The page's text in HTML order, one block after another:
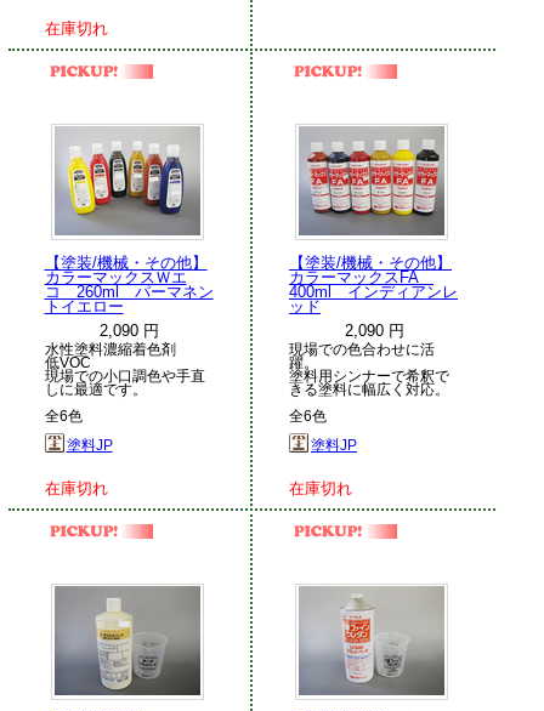
在庫切れ
【塗装/機械・その他】
カラーマックスＷエ
コ 260ml パーマネン
トイエロー
2,090 円
水性塗料濃縮着色剤
低VOC
現場での小口調色や手直
しに最適です。
全6色
塗料JP
在庫切れ
【塗装/機械・その他】
カラーマックスFA
400ml インディアンレ
ッド
2,090 円
現場での色合わせに活
躍。
塗料用シンナーで希釈で
きる塗料に幅広く対応。
全6色
塗料JP
在庫切れ